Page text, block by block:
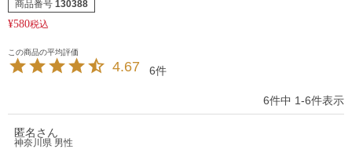
商品番号 130388
¥580税込
4.67 6
6件中 1-6件表示
匿名
神奈川県 男性